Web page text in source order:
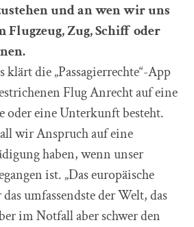
und an wen wir uns
Flugzeug, Zug, Schiff oder
die „Passagierrechte“-App
Flug Anrecht auf eine
oder eine Unterkunft besteht.
wir Anspruch auf eine
haben, wenn unser
ist. „Das europäische
umfassendste der Welt, das
im Notfall aber schwer den